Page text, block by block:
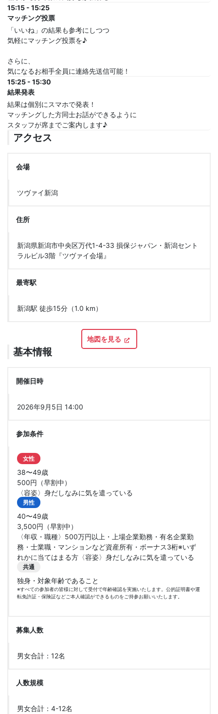
15:15 - 15:25
マッチング投票
「いいね」の結果も参考にしつつ
気軽にマッチング投票を♪
さらに、
気になるお相手全員に連絡先送信可能！
15:25 - 15:30
結果発表
結果は個別にスマホで発表！
マッチングした方同士お話ができるように
スタッフが席までご案内します♪
アクセス
会場
ツヴァイ新潟
住所
新潟県新潟市中央区万代1-4-33 損保ジャパン・新潟セント
ラルビル3階『ツヴァイ会場』
最寄駅
新潟駅 徒歩15分（1.0 km）
地図を見る
基本情報
開催日時
2026年9月5日 14:00
参加条件
女性
38〜49歳
500円（早割中）
〈容姿〉身だしなみに気を遣っている
男性
40〜49歳
3,500円（早割中）
〈年収・職種〉500万円以上・上場企業勤務・有名企業勤
務・士業職・マンションなど資産所有・ボーナス3桁※いず
れかに当てはまる方〈容姿〉身だしなみに気を遣っている
共通
独身・対象年齢であること
※すべての参加者の皆様に対して受付で年齢確認を実施いたします。公的証明書や運
転免許証・保険証などご本人確認ができるものをご持参お願いいたします。
募集人数
男女合計：12名
人数規模
男女合計：4-12名